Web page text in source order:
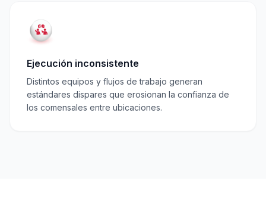
Ejecución inconsistente
Distintos equipos y flujos de trabajo generan
estándares dispares que erosionan la confianza de
los comensales entre ubicaciones.